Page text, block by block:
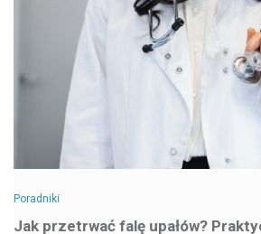
Poradniki
Jak przetrwać falę upałów?